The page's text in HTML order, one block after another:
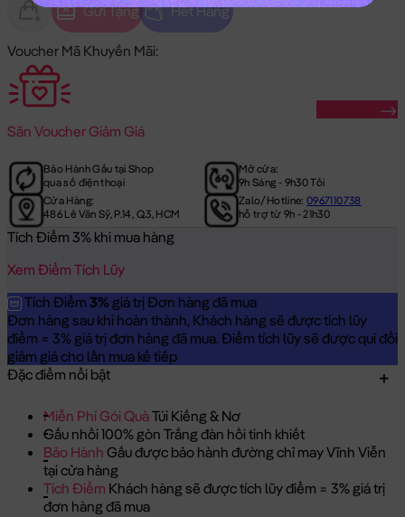
Gửi Tặng Hết Hàng
Voucher Mã Khuyến Mãi:
Săn Voucher Giảm Giá
Bảo Hành Gấu tại Shop
qua số điện thoại
Mở cửa:
9h Sáng - 9h30 Tối
Cửa Hàng:
486 Lê Văn Sỹ, P.14, Q.3, HCM
Zalo/Hotline:0967110738
hỗ trợ từ 9h - 21h30
Tích Điểm 3% khi mua hàng
Xem Điểm Tích Lũy
Tích Điểm 3% giá trị Đơn hàng đã mua
Đơn hàng sau khi hoàn thành, Khách hàng sẽ được tích lũy
điểm = 3% giá trị đơn hàng đã mua. Điểm tích lũy sẽ được qui đổi
giảm giá cho lần mua kế tiếp
Đặc điểm nổi bật
Miễn Phí Gói QuàTúi Kiếng & Nơ
Gấu nhồi 100% gòn Trắng đàn hồi tinh khiết
Bảo Hành Gấu được bảo hành đường chỉ may Vĩnh Viễn
tại cửa hàng
Tích Điểm Khách hàng sẽ được tích lũy điểm = 3% giá trị
đơn hàng đã mua